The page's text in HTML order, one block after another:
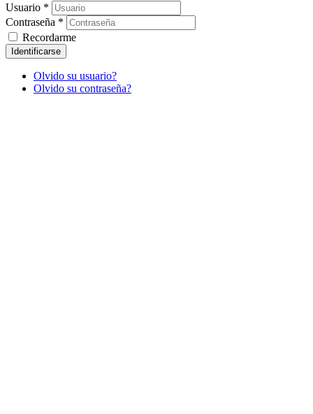
Usuario *
Contraseña *
Recordarme
Identificarse
Olvido su usuario?
Olvido su contraseña?